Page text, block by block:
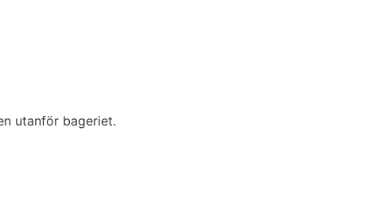
utanför bageriet.